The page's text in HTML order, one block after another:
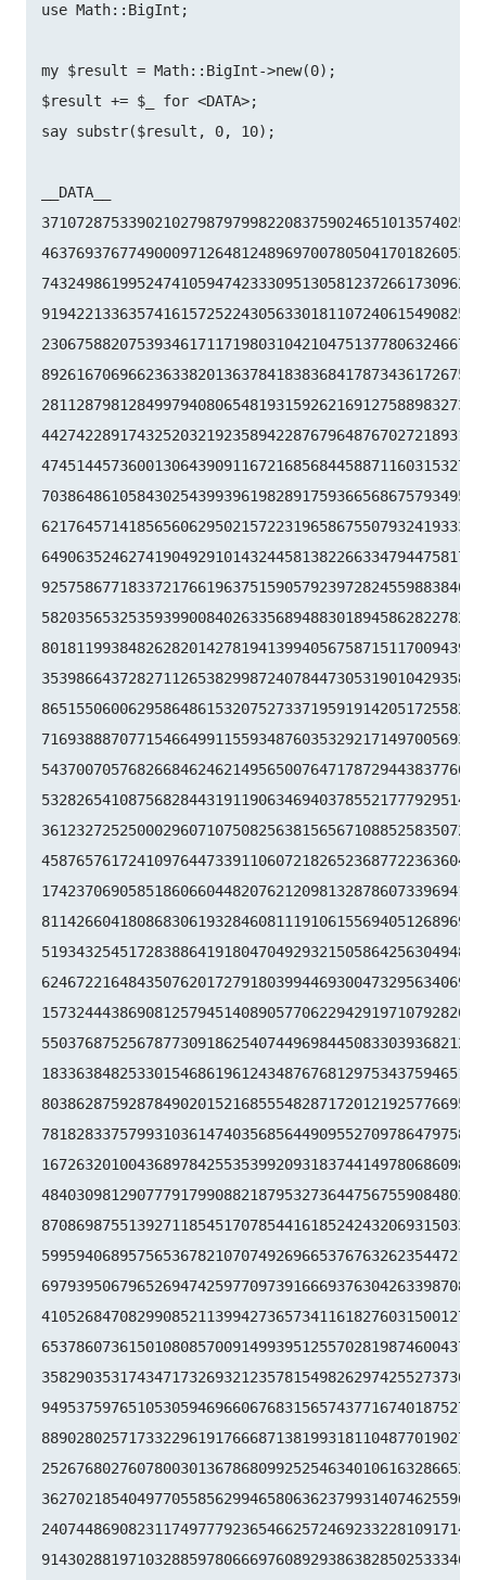
use Math::BigInt;
my $result = Math::BigInt->new(0);
$result += $_ for <DATA>;
say substr($result, 0, 10);
__DATA__
37107287533902102798797998220837590246510135740250
46376937677490009712648124896970078050417018260538
74324986199524741059474233309513058123726617309629
91942213363574161572522430563301811072406154908250
23067588207539346171171980310421047513778063246676
89261670696623633820136378418383684178734361726757
28112879812849979408065481931592621691275889832738
44274228917432520321923589422876796487670272189318
47451445736001306439091167216856844588711603153276
70386486105843025439939619828917593665686757934951
62176457141856560629502157223196586755079324193331
64906352462741904929101432445813822663347944758178
92575867718337217661963751590579239728245598838407
58203565325359399008402633568948830189458628227828
80181199384826282014278194139940567587151170094390
35398664372827112653829987240784473053190104293586
86515506006295864861532075273371959191420517255829
71693888707715466499115593487603532921714970056938
54370070576826684624621495650076471787294438377604
53282654108756828443191190634694037855217779295145
36123272525000296071075082563815656710885258350721
45876576172410976447339110607218265236877223636045
17423706905851860660448207621209813287860733969412
81142660418086830619328460811191061556940512689692
51934325451728388641918047049293215058642563049483
62467221648435076201727918039944693004732956340691
15732444386908125794514089057706229429197107928209
55037687525678773091862540744969844508330393682126
18336384825330154686196124348767681297534375946515
80386287592878490201521685554828717201219257766954
78182833757993103614740356856449095527097864797581
16726320100436897842553539920931837441497806860984
48403098129077791799088218795327364475675590848030
87086987551392711854517078544161852424320693150332
59959406895756536782107074926966537676326235447210
69793950679652694742597709739166693763042633987085
41052684708299085211399427365734116182760315001271
65378607361501080857009149939512557028198746004375
35829035317434717326932123578154982629742552737307
94953759765105305946966067683156574377167401875275
88902802571733229619176668713819931811048770190271
25267680276078003013678680992525463401061632866526
36270218540497705585629946580636237993140746255962
24074486908231174977792365466257246923322810917141
91430288197103288597806669760892938638285025333403